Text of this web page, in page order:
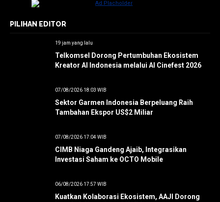
PILIHAN EDITOR
19 jam yang lalu
Telkomsel Dorong Pertumbuhan Ekosistem
Kreator AI Indonesia melalui AI Cinefest 2026
07/08/2026 18:03 WIB
Sektor Garmen Indonesia Berpeluang Raih
Tambahan Ekspor US$2 Miliar
07/08/2026 17:04 WIB
CIMB Niaga Gandeng Ajaib, Integrasikan
Investasi Saham ke OCTO Mobile
06/08/2026 17:57 WIB
Kuatkan Kolaborasi Ekosistem, AAJI Dorong